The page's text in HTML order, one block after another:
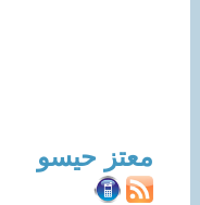
معتز حيسو